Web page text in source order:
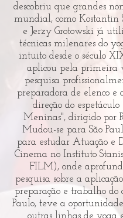
descobriu que grandes
mundial, como Kostantin
e Jerzy Grotowski já
técnicas milenares do
intuito desde o século
aplicou pela primeira
pesquisa
preparadora de elenco e
direção do
Meninas", dirigido por
Mudou-se para São
para estudar Atuação e
Cinema no Instituto
FILM), onde
pesquisa sobre a
preparação e trabalho do
Paulo, teve a
outras linhas de yoga